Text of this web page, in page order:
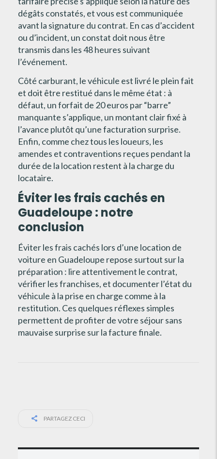
dégâts constatés, et vous est communiquée
avant la signature du contrat. En cas d’accident
ou d’incident, un constat doit nous être
transmis dans les 48 heures suivant
l’événement.
Côté carburant, le véhicule est livré le plein fait
et doit être restitué dans le même état : à
défaut, un forfait de 20 euros par “barre”
manquante s’applique, un montant clair fixé à
l’avance plutôt qu’une facturation surprise.
Enfin, comme chez tous les loueurs, les
amendes et contraventions reçues pendant la
durée de la location restent à la charge du
locataire.
Éviter les frais cachés en
Guadeloupe : notre
conclusion
Éviter les frais cachés lors d’une location de
voiture en Guadeloupe repose surtout sur la
préparation : lire attentivement le contrat,
vérifier les franchises, et documenter l’état du
véhicule à la prise en charge comme à la
restitution. Ces quelques réflexes simples
permettent de profiter de votre séjour sans
mauvaise surprise sur la facture finale.
PARTAGEZ CECI